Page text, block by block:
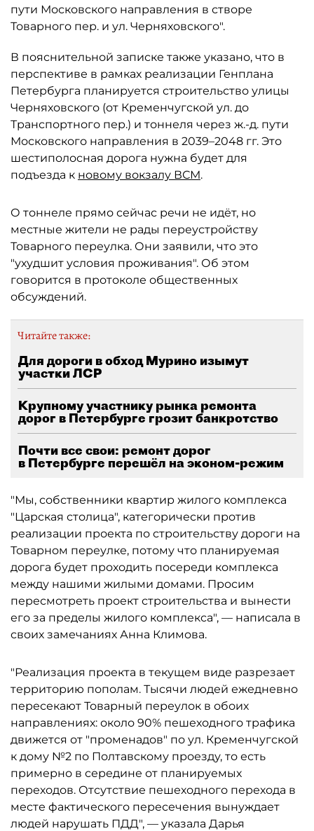
пути Московского направления в створе
Товарного пер. и ул. Черняховского".
В пояснительной записке также указано, что в
перспективе в рамках реализации Генплана
Петербурга планируется строительство улицы
Черняховского (от Кременчугской ул. до
Транспортного пер.) и тоннеля через ж.-д. пути
Московского направления в 2039–2048 гг. Это
шестиполосная дорога нужна будет для
подъезда к новому вокзалу ВСМ.
О тоннеле прямо сейчас речи не идёт, но
местные жители не рады переустройству
Товарного переулка. Они заявили, что это
"ухудшит условия проживания". Об этом
говорится в протоколе общественных
обсуждений.
Читайте также:
Для дороги в обход Мурино изымут
участки ЛСР
Крупному участнику рынка ремонта
дорог в Петербурге грозит банкротство
Почти все свои: ремонт дорог
в Петербурге перешёл на эконом-режим
"Мы, собственники квартир жилого комплекса
"Царская столица", категорически против
реализации проекта по строительству дороги на
Товарном переулке, потому что планируемая
дорога будет проходить посереди комплекса
между нашими жилыми домами. Просим
пересмотреть проект строительства и вынести
его за пределы жилого комплекса", — написала в
своих замечаниях Анна Климова.
"Реализация проекта в текущем виде разрезает
территорию пополам. Тысячи людей ежедневно
пересекают Товарный переулок в обоих
направлениях: около 90% пешеходного трафика
движется от "променадов" по ул. Кременчугской
к дому №2 по Полтавскому проезду, то есть
примерно в середине от планируемых
переходов. Отсутствие пешеходного перехода в
месте фактического пересечения вынуждает
людей нарушать ПДД", — указала Дарья